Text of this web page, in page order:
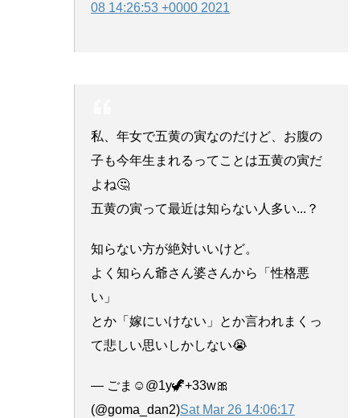
08 14:26:53 +0000 2021
私、年女で五黄の寅なのだけど、お腹の
子も今年生まれるってことは五黄の寅だ
よね🤔
五黄の寅って最近は知らない人多い...？
知らない方が絶対いいけど。
よく知らん爺さん婆さんから「性格悪
い」
とか「嫁にいけない」とか言われまくっ
て悲しい思いしかしない😭
— ごま☺︎︎︎︎@1y🦖+33w🎀
(@goma_dan2)Sat Mar 26 14:06:17